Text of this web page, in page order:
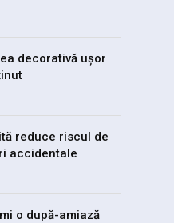
decorativă ușor
reduce riscul de
accidentale
o după-amiază